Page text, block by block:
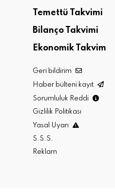
Temettü Takvimi
Bilanço Takvimi
Ekonomik Takvim
Geri bildirim
Haber bülteni kayıt
Sorumluluk Reddi
Gizlilik Politikası
Yasal Uyarı
S.S.S.
Reklam